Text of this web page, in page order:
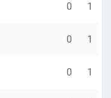
0 1
0 1
0 1